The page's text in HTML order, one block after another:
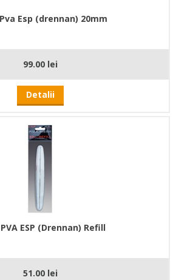
Esp (drennan) 20mm
99.00 lei
Detalii
ESP (Drennan) Refill
51.00 lei